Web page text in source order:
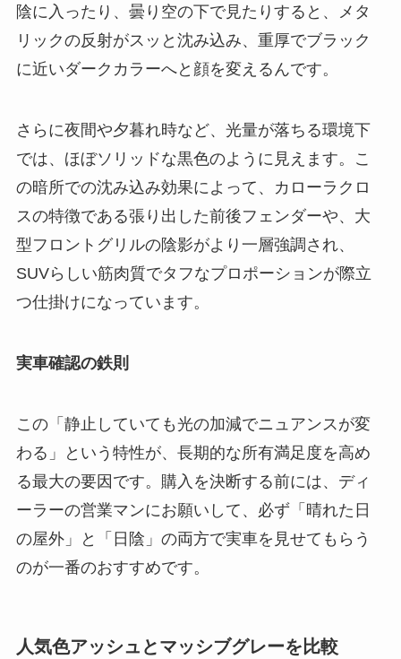
陰に入ったり、曇り空の下で見たりすると、メタ
リックの反射がスッと沈み込み、重厚でブラック
に近いダークカラーへと顔を変えるんです。
さらに夜間や夕暮れ時など、光量が落ちる環境下
では、ほぼソリッドな黒色のように見えます。こ
の暗所での沈み込み効果によって、カローラクロ
スの特徴である張り出した前後フェンダーや、大
型フロントグリルの陰影がより一層強調され、
SUVらしい筋肉質でタフなプロポーションが際立
つ仕掛けになっています。
実車確認の鉄則
この「静止していても光の加減でニュアンスが変
わる」という特性が、長期的な所有満足度を高め
る最大の要因です。購入を決断する前には、ディ
ーラーの営業マンにお願いして、必ず「晴れた日
の屋外」と「日陰」の両方で実車を見せてもらう
のが一番のおすすめです。
人気色アッシュとマッシブグレーを比較